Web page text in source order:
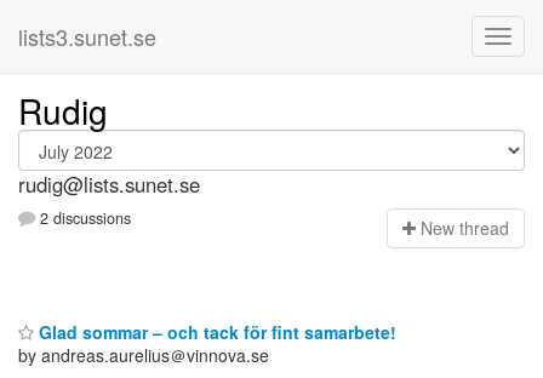
lists3.sunet.se
Rudig
rudig@lists.sunet.se
2 discussions New thread
Glad sommar – och tack för fint samarbete!
by andreas.aurelius＠vinnova.se